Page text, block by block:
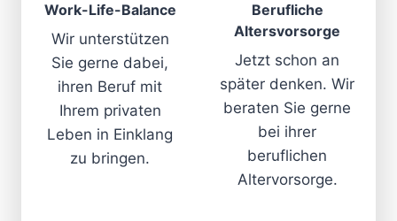
Work-Life-Balance
Wir unterstützen
Sie gerne dabei,
ihren Beruf mit
Ihrem privaten
Leben in Einklang
zu bringen.
Berufliche
Altersvorsorge
Jetzt schon an
später denken. Wir
beraten Sie gerne
bei ihrer
beruflichen
Altervorsorge.